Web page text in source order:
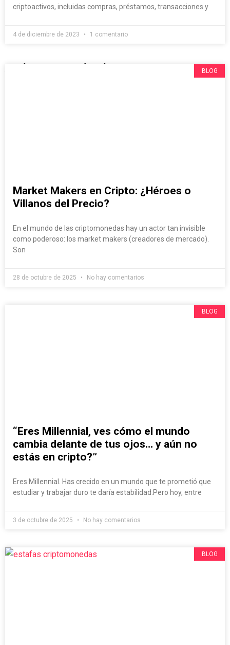
BLOG
Market Makers en Cripto: ¿Héroes o
Villanos del Precio?
En el mundo de las criptomonedas hay un actor tan invisible
como poderoso: los market makers (creadores de mercado).
Son
28 de octubre de 2025 No hay comentarios
BLOG
“Eres Millennial, ves cómo el mundo
cambia delante de tus ojos… y aún no
estás en cripto?”
Eres Millennial. Has crecido en un mundo que te prometió que
estudiar y trabajar duro te daría estabilidad.Pero hoy, entre
3 de octubre de 2025 No hay comentarios
BLOG
criptoactivos, incluidas compras, préstamos, transacciones y
4 de diciembre de 2023 1 comentario